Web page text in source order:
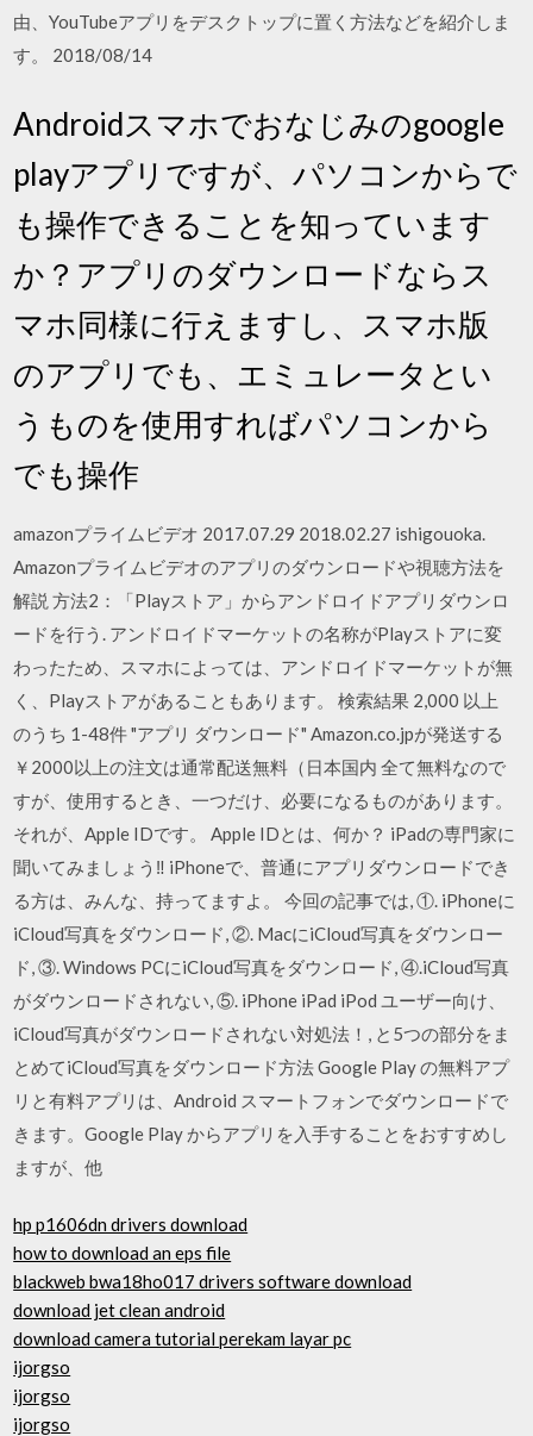
由、YouTubeアプリをデスクトップに置く方法などを紹介しま
す。 2018/08/14
Androidスマホでおなじみのgoogle
playアプリですが、パソコンからで
も操作できることを知っています
か？アプリのダウンロードならス
マホ同様に行えますし、スマホ版
のアプリでも、エミュレータとい
うものを使用すればパソコンから
でも操作
amazonプライムビデオ 2017.07.29 2018.02.27 ishigouoka.
Amazonプライムビデオのアプリのダウンロードや視聴方法を
解説 方法2：「Playストア」からアンドロイドアプリダウンロ
ードを行う. アンドロイドマーケットの名称がPlayストアに変
わったため、スマホによっては、アンドロイドマーケットが無
く、Playストアがあることもあります。 検索結果 2,000 以上
のうち 1-48件 "アプリ ダウンロード" Amazon.co.jpが発送する
￥2000以上の注文は通常配送無料（日本国内 全て無料なので
すが、使用するとき、一つだけ、必要になるものがあります。
それが、Apple IDです。 Apple IDとは、何か？ iPadの専門家に
聞いてみましょう‼ iPhoneで、普通にアプリダウンロードでき
る方は、みんな、持ってますよ。 今回の記事では, ①. iPhoneに
iCloud写真をダウンロード, ②. MacにiCloud写真をダウンロー
ド, ③. Windows PCにiCloud写真をダウンロード, ④.iCloud写真
がダウンロードされない, ⑤. iPhone iPad iPod ユーザー向け、
iCloud写真がダウンロードされない対処法！, と5つの部分をま
とめてiCloud写真をダウンロード方法 Google Play の無料アプ
リと有料アプリは、Android スマートフォンでダウンロードで
きます。Google Play からアプリを入手することをおすすめし
ますが、他
hp p1606dn drivers download
how to download an eps file
blackweb bwa18ho017 drivers software download
download jet clean android
download camera tutorial perekam layar pc
ijorgso
ijorgso
ijorgso